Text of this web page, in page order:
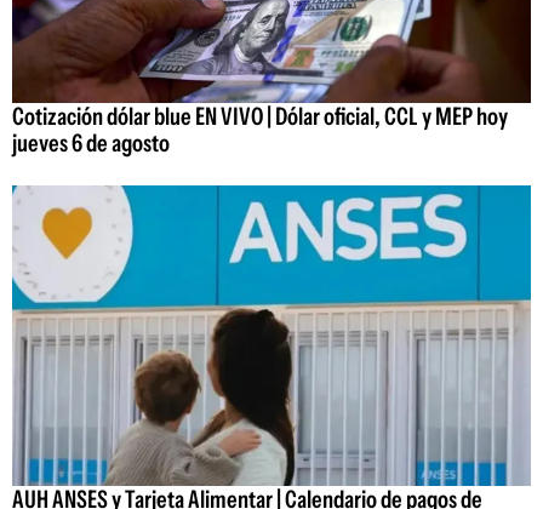
Cotización dólar blue EN VIVO | Dólar oficial, CCL y MEP hoy
jueves 6 de agosto
AUH ANSES y Tarjeta Alimentar | Calendario de pagos de